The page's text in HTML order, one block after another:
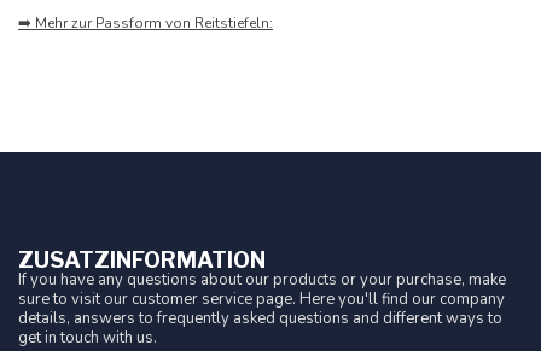
➡️ Mehr zur Passform von Reitstiefeln:
ZUSATZINFORMATION
If you have any questions about our products or your purchase, make
sure to visit our customer service page. Here you'll find our company
details, answers to frequently asked questions and different ways to
get in touch with us.